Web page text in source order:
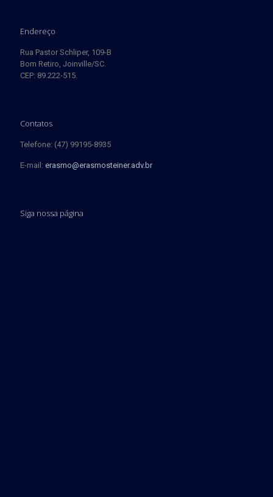
Endereço
Rua Pastor Schliper, 109-B
Bom Retiro, Joinville/SC.
CEP: 89.222-515.
Contatos
Telefone: (47) 99195-8935
E-mail: erasmo@erasmosteiner.adv.br
Siga nossa página